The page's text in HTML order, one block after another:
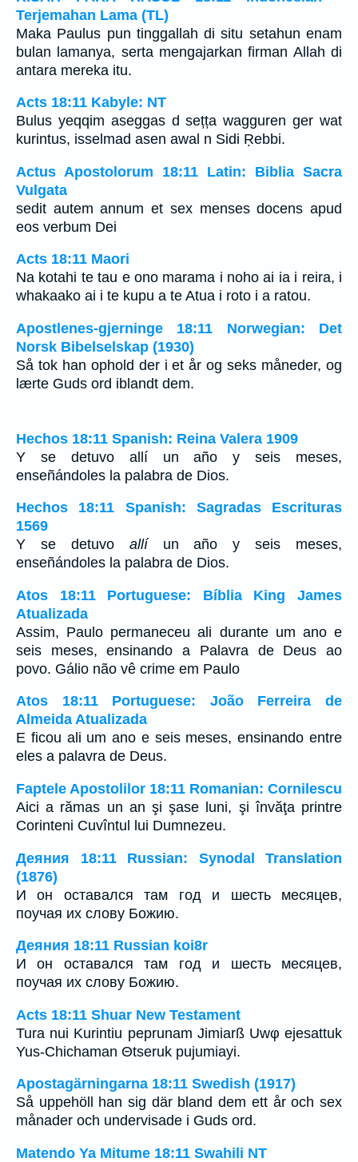
Terjemahan Lama (TL)
Maka Paulus pun tinggallah di situ setahun enam
bulan lamanya, serta mengajarkan firman Allah di
antara mereka itu.
Acts 18:11 Kabyle: NT
Bulus yeqqim aseggas d sețța wagguren ger wat
kurintus, isselmad asen awal n Sidi Ṛebbi.
Actus Apostolorum 18:11 Latin: Biblia Sacra
Vulgata
sedit autem annum et sex menses docens apud
eos verbum Dei
Acts 18:11 Maori
Na kotahi te tau e ono marama i noho ai ia i reira, i
whakaako ai i te kupu a te Atua i roto i a ratou.
Apostlenes-gjerninge 18:11 Norwegian: Det
Norsk Bibelselskap (1930)
Så tok han ophold der i et år og seks måneder, og
lærte Guds ord iblandt dem.
Hechos 18:11 Spanish: Reina Valera 1909
Y se detuvo allí un año y seis meses,
enseñándoles la palabra de Dios.
Hechos 18:11 Spanish: Sagradas Escrituras
1569
Y se detuvo allíun año y seis meses,
enseñándoles la palabra de Dios.
Atos 18:11 Portuguese: Bíblia King James
Atualizada
Assim, Paulo permaneceu ali durante um ano e
seis meses, ensinando a Palavra de Deus ao
povo. Gálio não vê crime em Paulo
Atos 18:11 Portuguese: João Ferreira de
Almeida Atualizada
E ficou ali um ano e seis meses, ensinando entre
eles a palavra de Deus.
Faptele Apostolilor 18:11 Romanian: Cornilescu
Aici a rămas un an şi şase luni, şi învăţa printre
Corinteni Cuvîntul lui Dumnezeu.
Деяния 18:11 Russian: Synodal Translation
(1876)
И он оставался там год и шесть месяцев,
поучая их слову Божию.
Деяния 18:11 Russian koi8r
И он оставался там год и шесть месяцев,
поучая их слову Божию.
Acts 18:11 Shuar New Testament
Tura nui Kurintiu peprunam Jimiarß Uwφ ejesattuk
Yus-Chichaman Θtseruk pujumiayi.
Apostagärningarna 18:11 Swedish (1917)
Så uppehöll han sig där bland dem ett år och sex
månader och undervisade i Guds ord.
Matendo Ya Mitume 18:11 Swahili NT